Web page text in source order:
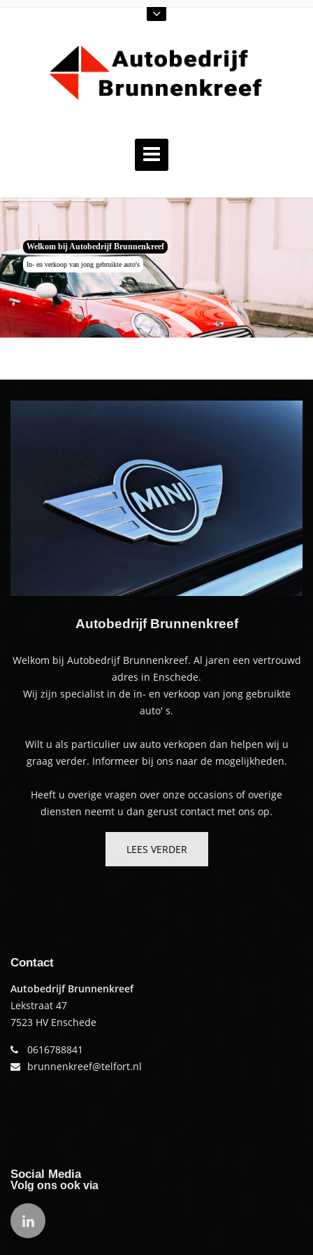
Welkom bij Autobedrijf Brunnenkreef
In- en verkoop van jong gebruikte auto's
Autobedrijf Brunnenkreef
Welkom bij Autobedrijf Brunnenkreef. Al jaren een vertrouwd
adres in Enschede.
Wij zijn specialist in de in- en verkoop van jong gebruikte
auto' s.
Wilt u als particulier uw auto verkopen dan helpen wij u
graag verder. Informeer bij ons naar de mogelijkheden.
Heeft u overige vragen over onze occasions of overige
diensten neemt u dan gerust contact met ons op.
LEES VERDER
Contact
Autobedrijf Brunnenkreef
Lekstraat 47
7523 HV Enschede
0616788841
brunnenkreef@telfort.nl
Social Media
Volg ons ook via